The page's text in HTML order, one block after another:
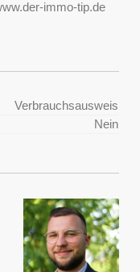
immo-tip.de
Verbrauchsausweis
Nein